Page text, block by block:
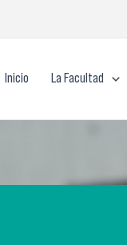
Inicio La Facultad